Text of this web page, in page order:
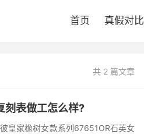
首页 真假对比
共 2 篇文章
刻表做工怎么样?
皇家橡树女款系列67651OR石英女